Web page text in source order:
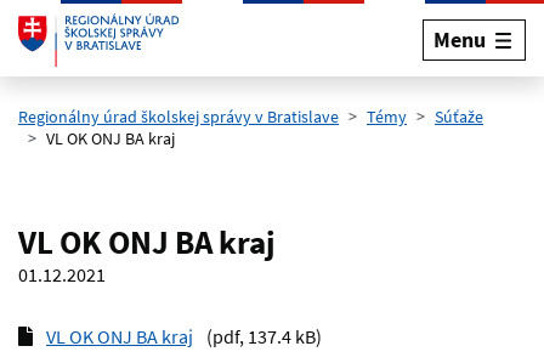
Preskočiť na hlavný obsah
Menu
Regionálny úrad školskej správy v Bratislave Témy
Súťaže
VL OK ONJ BA kraj
VL OK ONJ BA kraj
01.12.2021
VL OK ONJ BA kraj (pdf, 137.4 kB)